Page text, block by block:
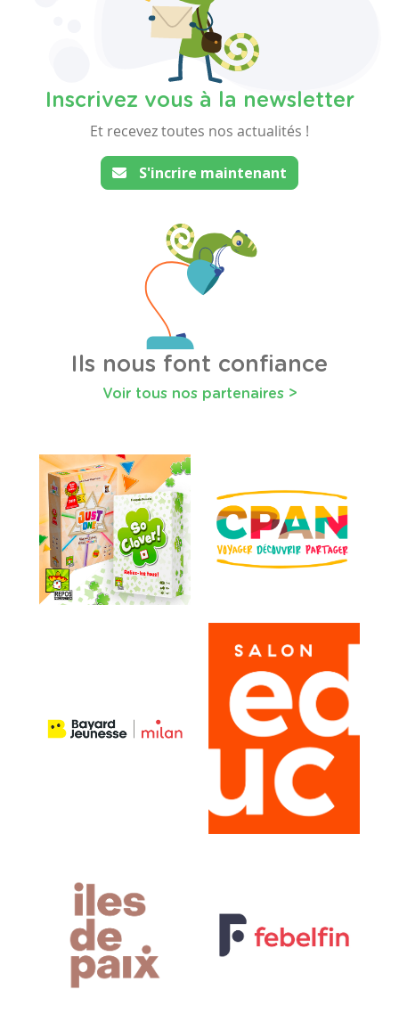
Inscrivez vous à la newsletter
Et recevez toutes nos actualités !
S'incrire maintenant
Ils nous font confiance
Voir tous nos partenaires >